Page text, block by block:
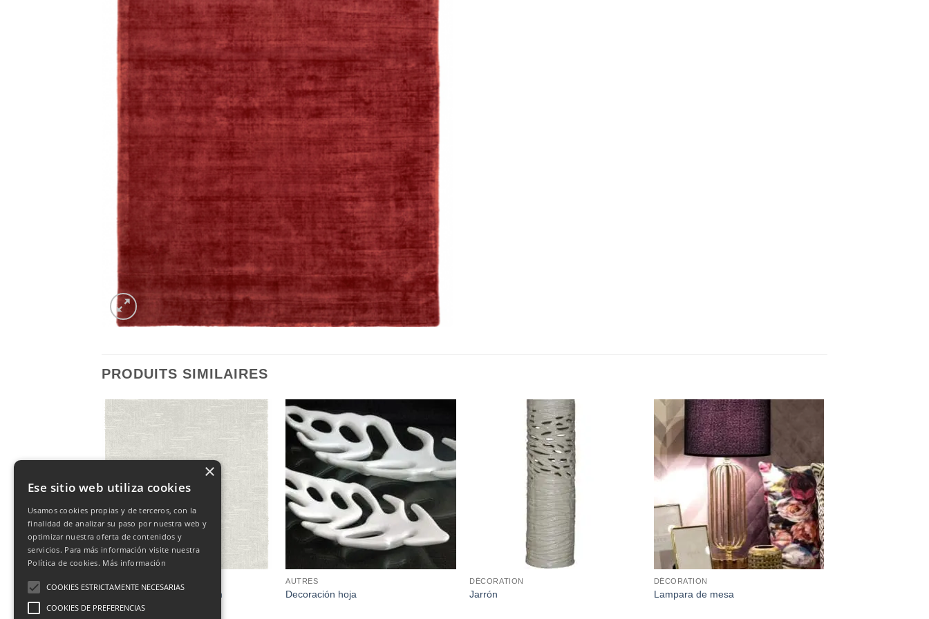
PRODUITS SIMILAIRES
ALFOMBRA 160cmX230cm
AUTRES
Decoración hoja
DÉCORATION
Jarrón
DÉCORATION
Lampara de mesa
×
Ese sitio web utiliza cookies
Usamos cookies propias y de terceros, con la
finalidad de analizar su paso por nuestra web y
optimizar nuestra oferta de contenidos y
servicios. Para más información visite nuestra
Política de cookies. Más información
COOKIES ESTRICTAMENTE NECESARIAS
COOKIES DE PREFERENCIAS